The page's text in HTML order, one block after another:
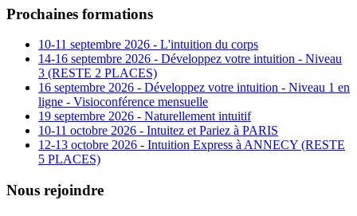
Prochaines formations
10-11 septembre 2026 - L'intuition du corps
14-16 septembre 2026 - Développez votre intuition - Niveau
3 (RESTE 2 PLACES)
16 septembre 2026 - Développez votre intuition - Niveau 1 en
ligne - Visioconférence mensuelle
19 septembre 2026 - Naturellement intuitif
10-11 octobre 2026 - Intuitez et Pariez à PARIS
12-13 octobre 2026 - Intuition Express à ANNECY (RESTE
5 PLACES)
Nous rejoindre